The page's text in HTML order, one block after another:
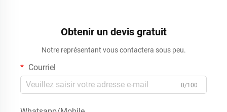
Obtenir un devis gratuit
Notre représentant vous contactera sous peu.
Courriel
0/100